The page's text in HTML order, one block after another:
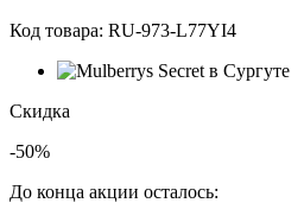
Код товара: RU-973-L77YI4
Скидка
-50%
До конца акции осталось: